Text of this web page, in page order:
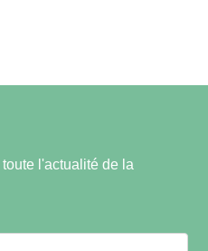
l'actualité de la